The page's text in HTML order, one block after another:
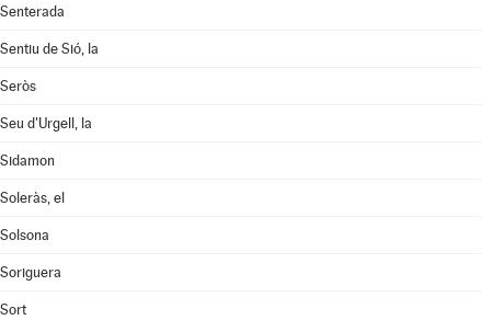
Senterada
Sentiu de Sió, la
Seròs
Seu d'Urgell, la
Sidamon
Soleràs, el
Solsona
Soriguera
Sort